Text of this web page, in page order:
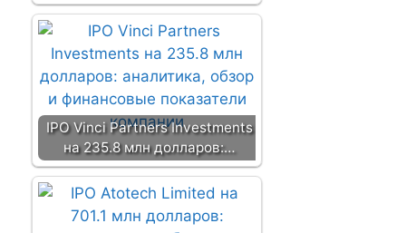
IPO Vinci Partners Investments
на 235.8 млн долларов:…